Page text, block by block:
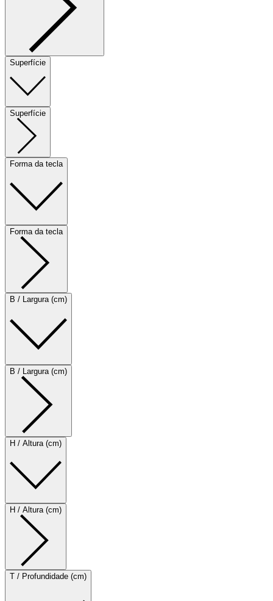
Superfície
Superfície
Forma da tecla
Forma da tecla
B / Largura (cm)
B / Largura (cm)
H / Altura (cm)
H / Altura (cm)
T / Profundidade (cm)